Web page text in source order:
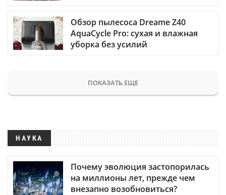
Обзор пылесоса Dreame Z40
AquaCycle Pro: сухая и влажная
уборка без усилий
ПОКАЗАТЬ ЕЩЕ
НАУКА
Почему эволюция застопорилась
на миллионы лет, прежде чем
внезапно возобновиться?